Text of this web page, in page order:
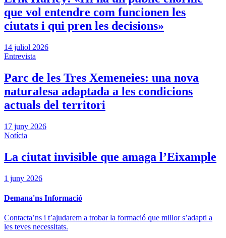
que vol entendre com funcionen les
ciutats i qui pren les decisions»
14 juliol 2026
Entrevista
Parc de les Tres Xemeneies: una nova
naturalesa adaptada a les condicions
actuals del territori
17 juny 2026
Notícia
La ciutat invisible que amaga l’Eixample
1 juny 2026
Demana'ns Informació
Contacta’ns i t’ajudarem a trobar la formació que millor s’adapti a
les teves necessitats.